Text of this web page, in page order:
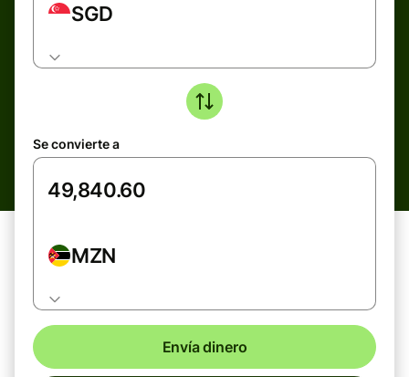
SGD
Se convierte a
MZN
Envía dinero